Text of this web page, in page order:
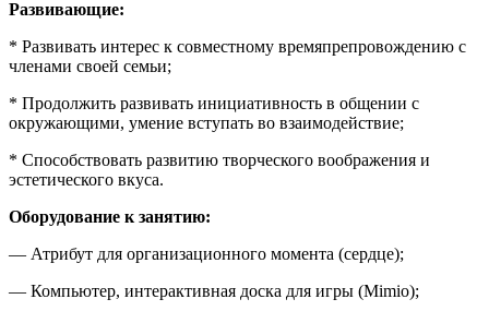
Развивающие:
* Развивать интерес к совместному времяпрепровождению с
членами своей семьи;
* Продолжить развивать инициативность в общении с
окружающими, умение вступать во взаимодействие;
* Способствовать развитию творческого воображения и
эстетического вкуса.
Оборудование к занятию:
— Атрибут для организационного момента (сердце);
— Компьютер, интерактивная доска для игры (Mimio);